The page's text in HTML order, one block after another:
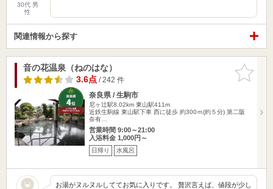
30代 男
性
関連情報から探す
お気に入
りに追加
音の花温泉（ねのはな）
3.6点/ 242 件
奈良県 / 生駒市
尼ヶ辻駅8.02km 東山駅411m
近鉄生駒線 東山駅下車 西に徒歩 約300ｍ(約５分) 第二阪
奈有…
営業時間 9:00～21:00
入浴料金 1,000円～
日帰り 水風呂
お湯がヌルヌルしててお気に入りです。 贅沢言えば、値段が少し